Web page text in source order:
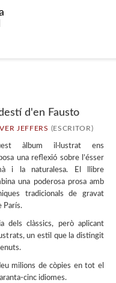
d'en Fausto
JEFFERS (ESCRITOR)
àlbum il·lustrat ens
una reflexió sobre l’ésser
i la naturalesa. El llibre
una poderosa prosa amb
tradicionals de gravat
París.
dels clàssics, però aplicant
un estil que la distingit
milions de còpies en tot el
cinc idiomes.